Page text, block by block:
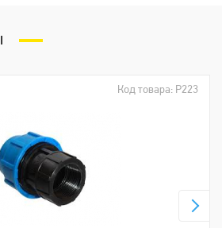
Код товара: Р223